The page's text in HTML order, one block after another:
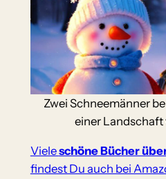
Zwei Schneemänner
einer Landschaft
Vieleschöne Bücher
findest Du auch bei